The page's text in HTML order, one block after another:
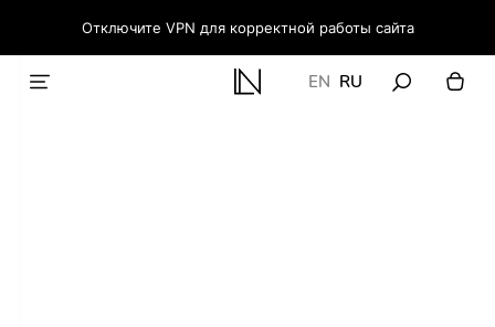
Отключите VPN для корректной работы сайта
EN RU